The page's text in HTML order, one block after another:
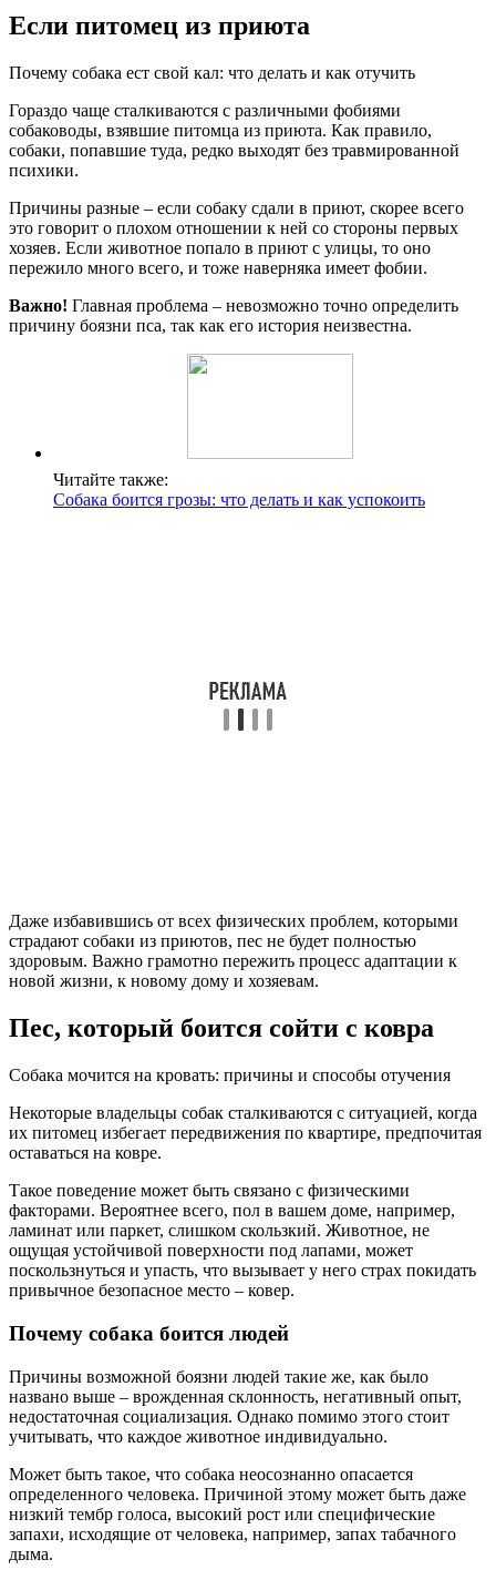
Если питомец из приюта
Почему собака ест свой кал: что делать и как отучить
Гораздо чаще сталкиваются с различными фобиями
собаководы, взявшие питомца из приюта. Как правило,
собаки, попавшие туда, редко выходят без травмированной
психики.
Причины разные – если собаку сдали в приют, скорее всего
это говорит о плохом отношении к ней со стороны первых
хозяев. Если животное попало в приют с улицы, то оно
пережило много всего, и тоже наверняка имеет фобии.
Важно! Главная проблема – невозможно точно определить
причину боязни пса, так как его история неизвестна.
Читайте также:
Собака боится грозы: что делать и как успокоить
Даже избавившись от всех физических проблем, которыми
страдают собаки из приютов, пес не будет полностью
здоровым. Важно грамотно пережить процесс адаптации к
новой жизни, к новому дому и хозяевам.
Пес, который боится сойти с ковра
Собака мочится на кровать: причины и способы отучения
Некоторые владельцы собак сталкиваются с ситуацией, когда
их питомец избегает передвижения по квартире, предпочитая
оставаться на ковре.
Такое поведение может быть связано с физическими
факторами. Вероятнее всего, пол в вашем доме, например,
ламинат или паркет, слишком скользкий. Животное, не
ощущая устойчивой поверхности под лапами, может
поскользнуться и упасть, что вызывает у него страх покидать
привычное безопасное место – ковер.
Почему собака боится людей
Причины возможной боязни людей такие же, как было
названо выше – врожденная склонность, негативный опыт,
недостаточная социализация. Однако помимо этого стоит
учитывать, что каждое животное индивидуально.
Может быть такое, что собака неосознанно опасается
определенного человека. Причиной этому может быть даже
низкий тембр голоса, высокий рост или специфические
запахи, исходящие от человека, например, запах табачного
дыма.